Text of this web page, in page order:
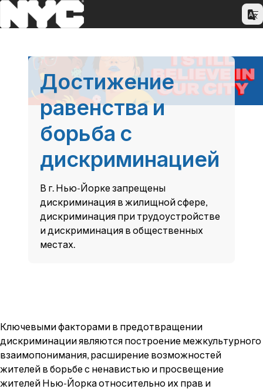
Достижение
равенства и
борьба с
дискриминацией
В г. Нью-Йорке запрещены
дискриминация в жилищной сфере,
дискриминация при трудоустройстве
и дискриминация в общественных
местах.
Ключевыми факторами в предотвращении
дискриминации являются построение межкультурного
взаимопонимания, расширение возможностей
жителей в борьбе с ненавистью и просвещение
жителей Нью-Йорка относительно их прав и